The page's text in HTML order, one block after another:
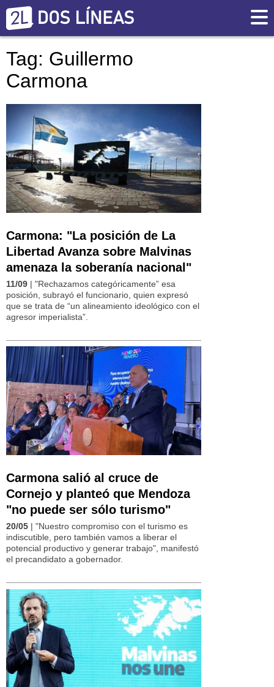
Tag: Guillermo
Carmona
Carmona: "La posición de La
Libertad Avanza sobre Malvinas
amenaza la soberanía nacional"
11/09 | "Rechazamos categóricamente” esa
posición, subrayó el funcionario, quien expresó
que se trata de “un alineamiento ideológico con el
agresor imperialista”.
Carmona salió al cruce de
Cornejo y planteó que Mendoza
"no puede ser sólo turismo"
20/05 | "Nuestro compromiso con el turismo es
indiscutible, pero también vamos a liberar el
potencial productivo y generar trabajo", manifestó
el precandidato a gobernador.